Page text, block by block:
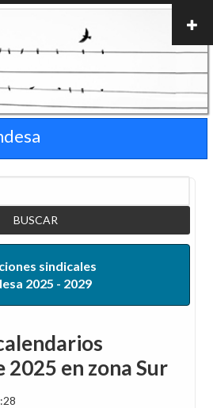
sindicales
2025 - 2029
2025 en zona Sur